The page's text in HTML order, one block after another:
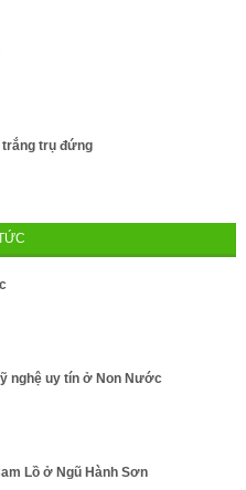
trắng trụ đứng
nghệ uy tín ở Non Nước
Lồ ở Ngũ Hành Sơn